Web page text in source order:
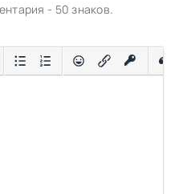
- 50 знаков.